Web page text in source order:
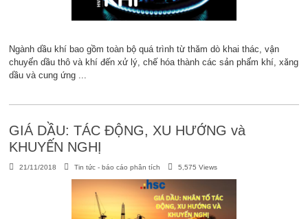
Ngành dầu khí bao gồm toàn bộ quá trình từ thăm dò khai thác, vận
chuyển dầu thô và khí đến xử lý, chế hóa thành các sản phẩm khí, xăng
dầu và cung ứng ...
GIÁ DẦU: TÁC ĐỘNG, XU HƯỚNG và
KHUYẾN NGHỊ
21/11/2018 Tin tức - báo cáo phân tích 5,575 Views